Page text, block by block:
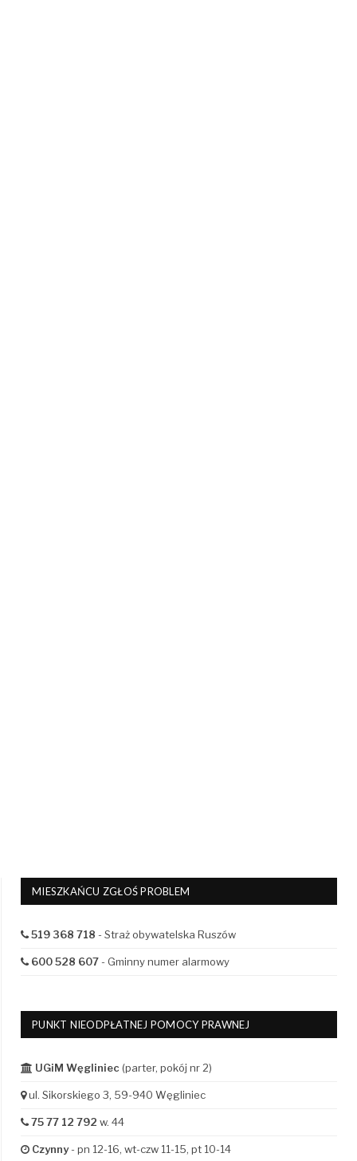
MIESZKAŃCU ZGŁOŚ PROBLEM
519 368 718 - Straż obywatelska Ruszów
600 528 607- Gminny numer alarmowy
PUNKT NIEODPŁATNEJ POMOCY PRAWNEJ
UGiM Węgliniec (parter, pokój nr 2)
ul. Sikorskiego 3, 59-940 Węgliniec
75 77 12 792 w. 44
Czynny- pn 12-16, wt-czw 11-15, pt 10-14